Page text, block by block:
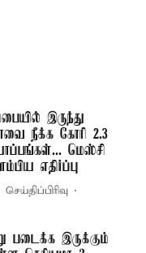
இருந்து
நீக்க கோரி 2.3
மெஸ்சி
எதிர்ப்பு
படைக்க இருக்கும்